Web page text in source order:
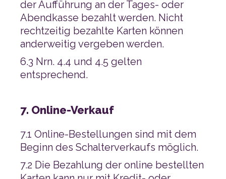
anderweitig vergeben werden.
entsprechend.
7. Online-Verkauf
Beginn des Schalterverkaufs möglich.